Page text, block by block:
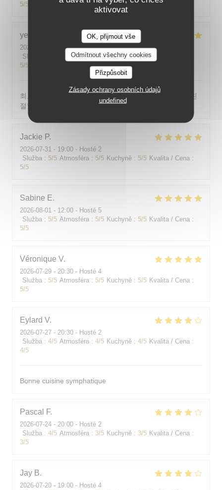
aktivovat
OK, přijmout vše
Odmítnout všechny cookies
Přizpůsobit
Zásady ochrany osobních údajů
undefined
5/5
yeonghun
2026-08-03
- 19:00 - Hosté 4
Služba
Atmosféra: 5/5 Kuchyně: 5/5 Kvalita / Cena
5/5
최고의 분위기, 최고의 맛, 프랑스어가 서툴지만 서버가 친
절함
Jackie P
2026-07-31 - 19:00 - Hosté 2
Služba : 5/5 Atmosféra : 5/5 Kuchyně : 5/5 Kvalita / Cena :
5/5
Sabine E
2026-08-01 - 12:00 - Hosté 5
Služba : 5/5 Atmosféra : 5/5 Kuchyně : 5/5 Kvalita / Cena :
5/5
Véronique V
2026-07-29 - 20:30 - Hosté 4
Služba : 5/5 Atmosféra : 5/5 Kuchyně : 5/5 Kvalita / Cena :
5/5
Eylard V
2026-07-27 - 20:30 - Hosté 2
Služba : 4/5 Atmosféra : 4/5 Kuchyně : 4/5 Kvalita / Cena :
4/5
Bonne cuisine symphatique
Pascal F
2026-07-24 - 20:00 - Hosté 2
Služba : 4/5 Atmosféra : 3/5 Kuchyně : 3/5 Kvalita / Cena :
3/5
Jay B
2026-07-20 - 19:00 - Hosté 4